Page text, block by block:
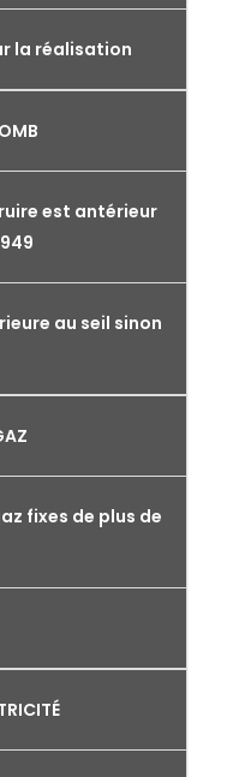
la réalisation
est antérieur
au seil sinon
fixes de plus de